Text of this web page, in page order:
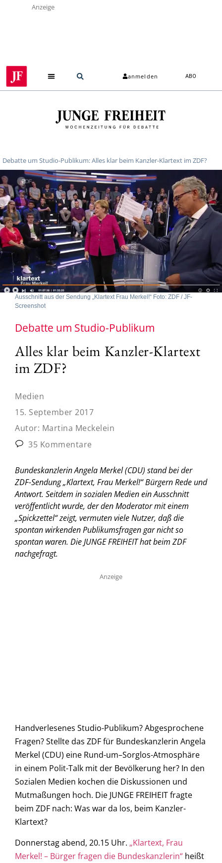
Anzeige
anmelden ABO
Debatte um Studio-Publikum: Alles klar beim Kanzler-Klartext im ZDF?
Ausschnitt aus der Sendung „Klartext Frau Merkel!“ Foto: ZDF / JF-
Screenshot
Debatte um Studio-Publikum
Alles klar beim Kanzler-Klartext
im ZDF?
Medien
15. September 2017
Autor: Martina Meckelein
35 Kommentare
Bundeskanzlerin Angela Merkel (CDU) stand bei der
ZDF-Sendung „Klartext, Frau Merkel!“ Bürgern Rede und
Antwort. Seitdem in sozialen Medien ein Ausschnitt
veröffentlicht wurde, der den Moderator mit einem
„Spickzettel“ zeigt, vermuten viele Nutzer, daß die
spontan wirkenden Publikumsfragen gar nicht so
spontan waren. Die JUNGE FREIHEIT hat beim ZDF
nachgefragt.
Anzeige
Handverlesenes Studio-Publikum? Abgesprochene
Fragen? Stellte das ZDF für Bundeskanzlerin Angela
Merkel (CDU) eine Rund-um–Sorglos-Atmosphäre
in einem Polit-Talk mit der Bevölkerung her? In den
Sozialen Medien kochen die Diskussionen und
Mutmaßungen hoch. Die JUNGE FREIHEIT fragte
beim ZDF nach: Was war da los, beim Kanzler-
Klartext?
Donnerstag abend, 20.15 Uhr. „Klartext, Frau
Merkel! – Bürger fragen die Bundeskanzlerin“ heißt